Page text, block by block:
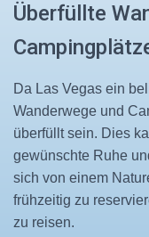
Überfüllte
Da Las Vegas ein
Wanderwege und
überfüllt sein. Dies
gewünschte Ruhe
sich von einem
frühzeitig zu
zu reisen.